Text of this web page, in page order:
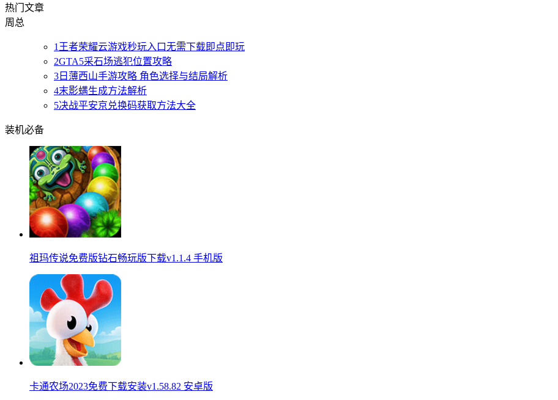
热门文章
周 总
1 王者荣耀云游戏秒玩入口无需下载即点即玩
2GTA5采石场逃犯位置攻略
3 日薄西山手游攻略 角色选择与结局解析
4末影螨生成方法解析
5决战平安京兑换码获取方法大全
装机必备
祖玛传说免费版钻石畅玩版下载v1.1.4 手机版
卡通农场2023免费下载安装v1.58.82 安卓版